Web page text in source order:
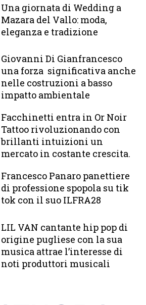
Una giornata di Wedding a
Mazara del Vallo: moda,
eleganza e tradizione
Giovanni Di Gianfrancesco
una forza significativa anche
nelle costruzioni a basso
impatto ambientale
Facchinetti entra in Or Noir
Tattoo rivoluzionando con
brillanti intuizioni un
mercato in costante crescita.
Francesco Panaro panettiere
di professione spopola su tik
tok con il suo ILFRA28
LIL VAN cantante hip pop di
origine pugliese con la sua
musica attrae l’interesse di
noti produttori musicali